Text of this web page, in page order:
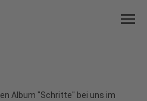
menu
Album "Schritte" bei uns im